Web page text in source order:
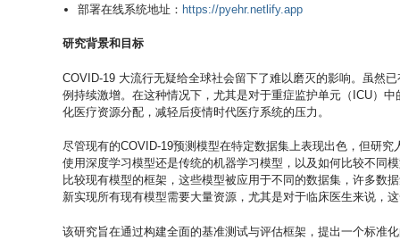
部署在线系统地址： https://pyehr.netlify.app
研究背景和目标
COVID-19 大流行无疑给全球社会留下了难以磨灭的影响。虽然
例持续激增。在这种情况下，尤其是对于重症监护单元（ICU）
化医疗资源分配，减轻后疫情时代医疗系统的压力。
尽管现有的COVID-19预测模型在特定数据集上表现出色，但研
使用深度学习模型还是传统的机器学习模型，以及如何比较不同
比较现有模型的框架，这些模型被应用于不同的数据集，许多数
新实现所有现有模型需要大量资源，尤其是对于临床医生来说，
该研究旨在通过构建全面的基准测试与评估框架，提出一个标准